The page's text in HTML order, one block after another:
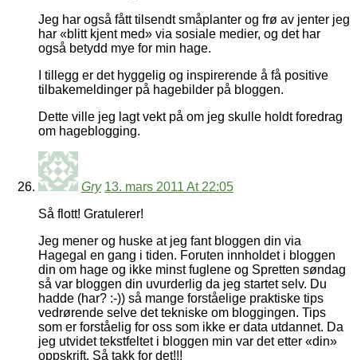
Jeg har også fått tilsendt småplanter og frø av jenter jeg
har «blitt kjent med» via sosiale medier, og det har
også betydd mye for min hage.
I tillegg er det hyggelig og inspirerende å få positive
tilbakemeldinger på hagebilder på bloggen.
Dette ville jeg lagt vekt på om jeg skulle holdt foredrag
om hageblogging.
Gry 13. mars 2011 At 22:05
Så flott! Gratulerer!
Jeg mener og huske at jeg fant bloggen din via
Hagegal en gang i tiden. Foruten innholdet i bloggen
din om hage og ikke minst fuglene og Spretten søndag
så var bloggen din uvurderlig da jeg startet selv. Du
hadde (har? :-)) så mange forståelige praktiske tips
vedrørende selve det tekniske om bloggingen. Tips
som er forståelig for oss som ikke er data utdannet. Da
jeg utvidet tekstfeltet i bloggen min var det etter «din»
oppskrift. Så takk for det!!!